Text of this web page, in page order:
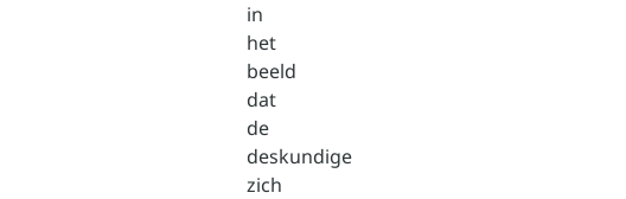
in
het
beeld
dat
de
deskundige
zich